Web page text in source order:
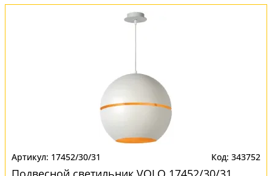
17452/30/31 343752